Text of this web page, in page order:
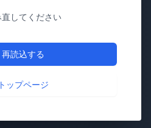
してください
再読込する
トップページ